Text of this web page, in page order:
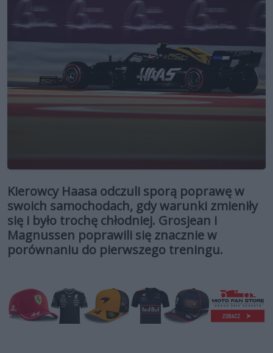
Kierowcy Haasa odczuli sporą poprawę w
swoich samochodach, gdy warunki zmieniły
się i było trochę chłodniej. Grosjean i
Magnussen poprawili się znacznie w
porównaniu do pierwszego treningu.